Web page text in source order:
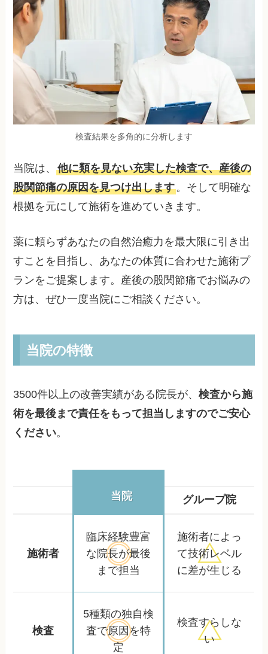
検査結果を多角的に分析します
当院は、他に類を見ない充実した検査で、産後の
股関節痛の原因を見つけ出します。そして明確な
根拠を元にして施術を進めていきます。
薬に頼らずあなたの自然治癒力を最大限に引き出
すことを目指し、あなたの体質に合わせた施術プ
ランをご提案します。産後の股関節痛でお悩みの
方は、ぜひ一度当院にご相談ください。
当院の特徴
3500件以上の改善実績がある院長が、検査から施
術を最後まで責任をもって担当しますのでご安心
ください。
当院 グループ院
施術者
臨床経験豊富
な院長が最後
まで担当
施術者によっ
て技術レベル
に差が生じる
検査
5種類の独自検
査で原因を特
定
検査すらしな
い